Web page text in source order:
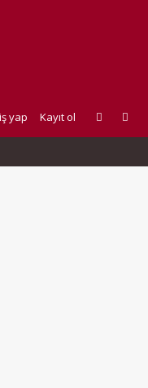
yap Kayıt ol